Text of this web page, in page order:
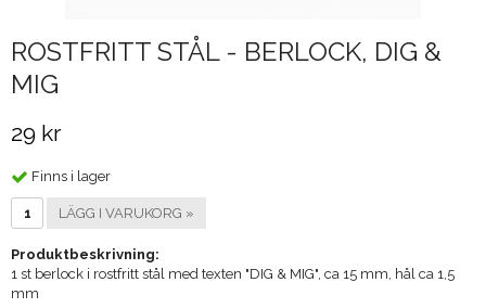
ROSTFRITT STÅL - BERLOCK, DIG &
MIG
29 kr
Finns i lager
LÄGG I VARUKORG »
Produktbeskrivning:
1 st berlock i rostfritt stål med texten "DIG & MIG", ca 15 mm, hål ca 1,5
mm